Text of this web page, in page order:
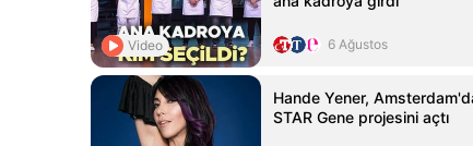
Video 6 Ağustos
Hande Yener,
STAR Gene projesini açtı